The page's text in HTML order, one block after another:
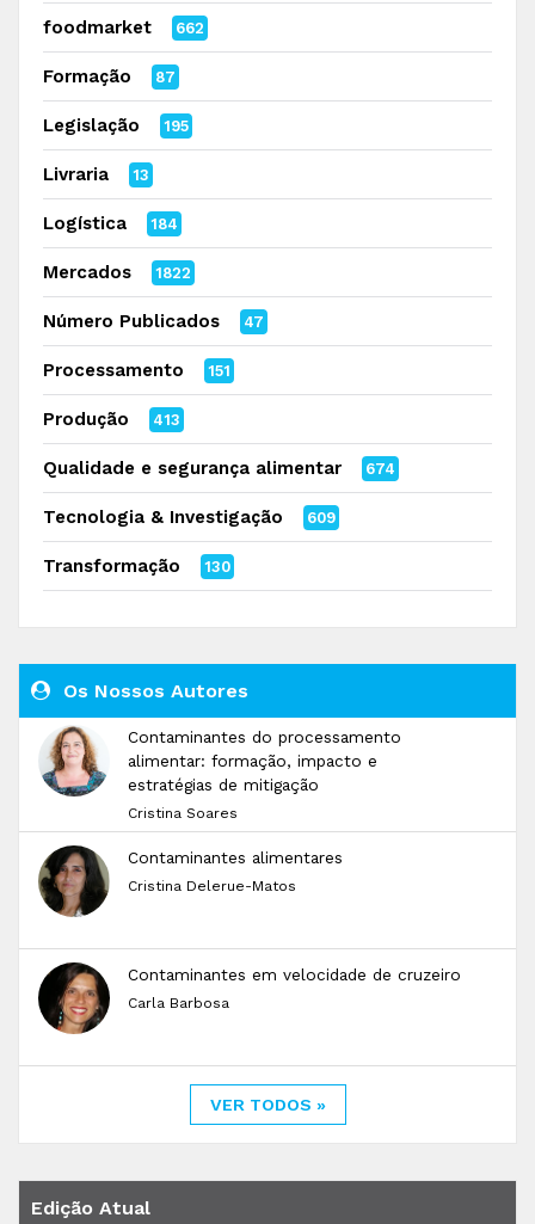
foodmarket 662
Formação 87
Legislação 195
Livraria 13
Logística 184
Mercados 1822
Número Publicados 47
Processamento 151
Produção 413
Qualidade e segurança alimentar 674
Tecnologia & Investigação 609
Transformação 130
Os Nossos Autores
Contaminantes do processamento
alimentar: formação, impacto e
estratégias de mitigação
Cristina Soares
Contaminantes alimentares
Cristina Delerue-Matos
Contaminantes em velocidade de cruzeiro
Carla Barbosa
VER TODOS »
Edição Atual